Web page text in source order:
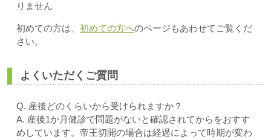
りません
初めての方は、 初めての方へのページもあわせてご覧くだ
さい。
よくいただくご質問
Q. 産後どのくらいから受けられますか？
A. 産後1か月健診で問題がないと確認されてからをおすす
めしています。帝王切開の場合は経過によって時期が変わ